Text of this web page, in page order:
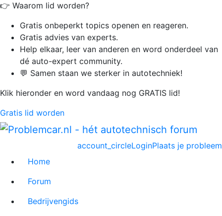
👉 Waarom lid worden?
Gratis onbeperkt topics openen en reageren.
Gratis advies van experts.
Help elkaar, leer van anderen en word onderdeel van
dé auto-expert community.
💬 Samen staan we sterker in autotechniek!
Klik hieronder en word vandaag nog GRATIS lid!
Gratis lid worden
Plaats je probleem
account_circleLogin
Home
Forum
Bedrijvengids